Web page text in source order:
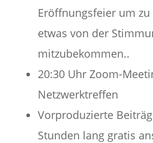
Eröffnungsfeier um
etwas von der
mitzubekommen..
20:30 Uhr Zoom-
Netzwerktreffen
Vorproduzierte
Stunden lang gratis